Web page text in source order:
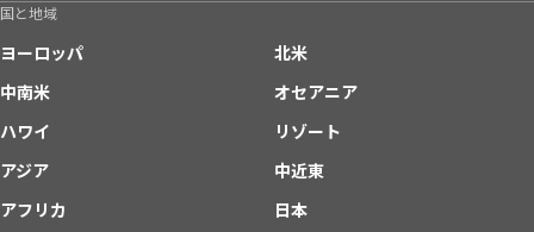
国と地域
ヨーロッパ
北米
中南米
オセアニア
ハワイ
リゾート
アジア
中近東
アフリカ
日本